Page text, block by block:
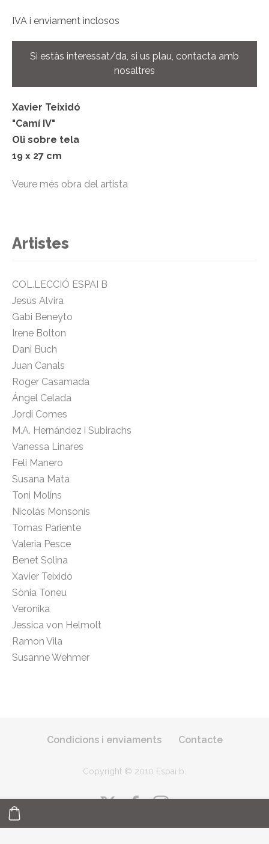
Artistes
COL.LECCIÓ ESPAI B
Jesús Alvira
Gabi Beneyto
Irene Bolton
Dani Buch
Juan Canals
Roger Casamada
Ángel Celada
Jordi Comes
M.A. Hernández i Subirachs
Vanessa Linares
Feli Manero
Susana Mata
Toni Molins
Nicolás Monsonís
Tomas Pariente
Valeria Pesce
Benet Solina
Xavier Teixidó
Sònia Toneu
Veronika
Jessica von Helmolt
Ramon Vila
Susanne Wehmer
IVA i enviament inclosos
Si estàs interessat/da, si us plau, contacta amb
nosaltres
Xavier Teixidó
"Camí IV"
Oli sobre tela
19 x 27 cm
Veure més obra del artista
Condicions i enviaments Contacte
Copyright © 2010 Espai b